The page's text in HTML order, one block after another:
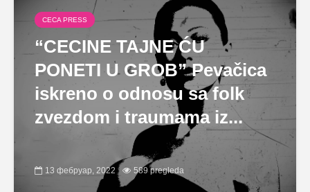
CECA PRESS
“CECINE TAJNE ĆU
PONETI U GROB” Pevačica
iskreno o odnosu sa folk
zvezdom i traumama iz...
13 фебруар, 2022 589 pregleda